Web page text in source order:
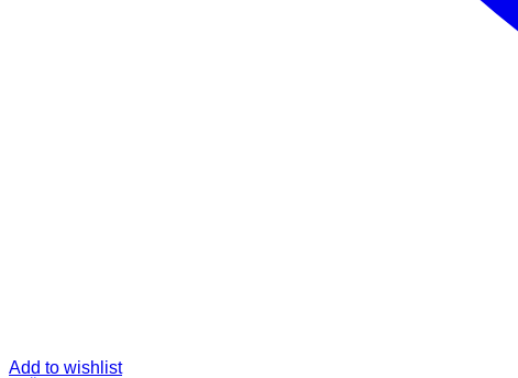
Add to wishlist